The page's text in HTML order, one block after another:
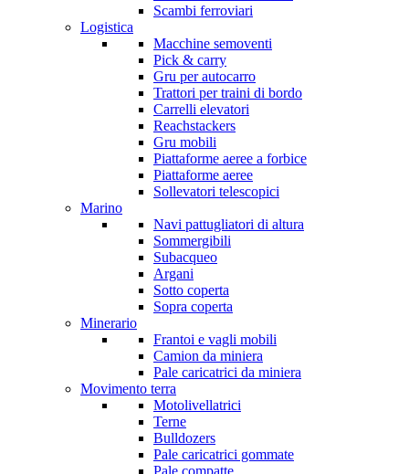
Scambi ferroviari
Logistica
Macchine semoventi
Pick & carry
Gru per autocarro
Trattori per traini di bordo
Carrelli elevatori
Reachstackers
Gru mobili
Piattaforme aeree a forbice
Piattaforme aeree
Sollevatori telescopici
Marino
Navi pattugliatori di altura
Sommergibili
Subacqueo
Argani
Sotto coperta
Sopra coperta
Minerario
Frantoi e vagli mobili
Camion da miniera
Pale caricatrici da miniera
Movimento terra
Motolivellatrici
Terne
Bulldozers
Pale caricatrici gommate
Pale compatte